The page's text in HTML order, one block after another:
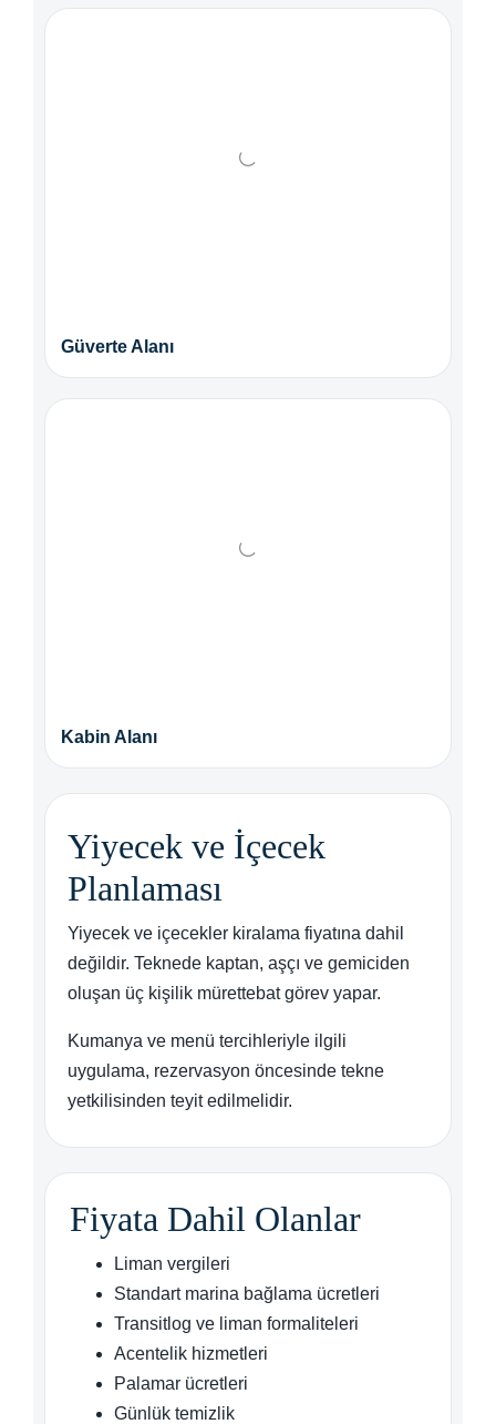
Güverte Alanı
Kabin Alanı
Yiyecek ve İçecek
Planlaması
Yiyecek ve içecekler kiralama fiyatına dahil
değildir. Teknede kaptan, aşçı ve gemiciden
oluşan üç kişilik mürettebat görev yapar.
Kumanya ve menü tercihleriyle ilgili
uygulama, rezervasyon öncesinde tekne
yetkilisinden teyit edilmelidir.
Fiyata Dahil Olanlar
Liman vergileri
Standart marina bağlama ücretleri
Transitlog ve liman formaliteleri
Acentelik hizmetleri
Palamar ücretleri
Günlük temizlik